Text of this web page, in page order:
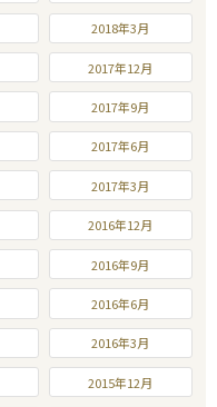
2018年3月
2017年12月
2017年9月
2017年6月
2017年3月
2016年12月
2016年9月
2016年6月
2016年3月
2015年12月